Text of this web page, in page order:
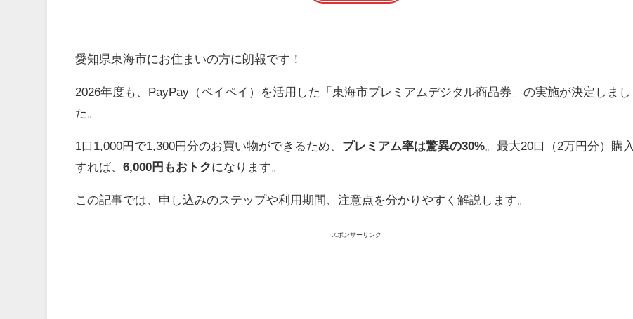
愛知県東海市にお住まいの方に朗報です！
2026年度も、PayPay（ペイペイ）を活用した「東海市プレミアムデジタル商品券」の実施が決定しまし
た。
1口1,000円で1,300円分のお買い物ができるため、 プレミアム率は驚異の30%。最大20口（2万円分）購入
すれば、6,000円もおトクになります。
この記事では、申し込みのステップや利用期間、注意点を分かりやすく解説します。
スポンサーリンク